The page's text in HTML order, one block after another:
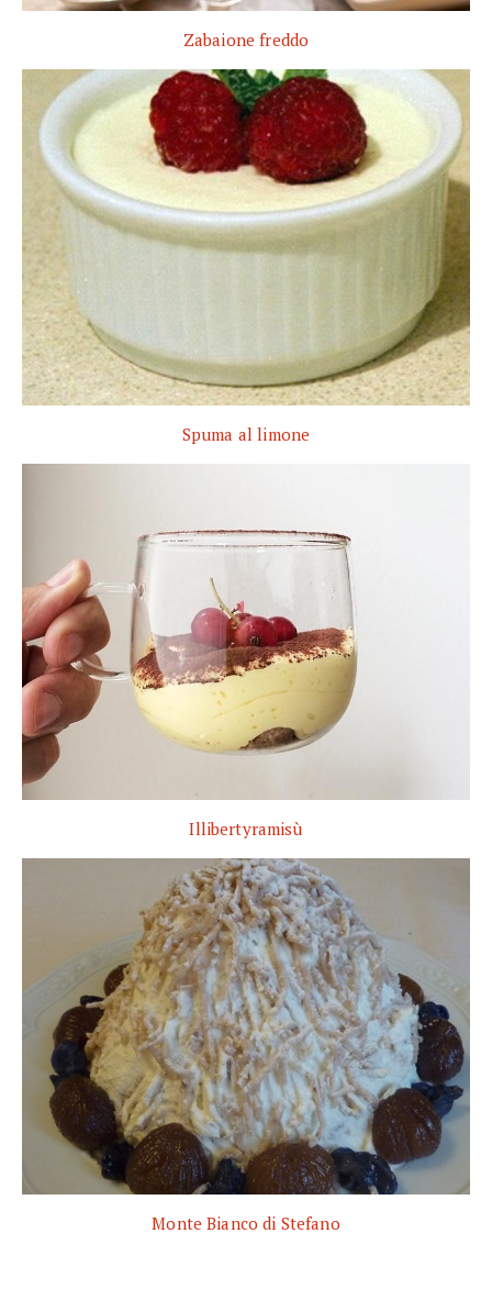
Zabaione freddo
Spuma al limone
Illibertyramisù
Monte Bianco di Stefano